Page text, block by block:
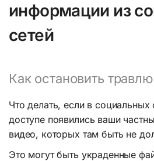
информации из
сетей
Как остановить
Что делать, если в социальных
доступе появились ваши
видео, которых там быть не
Это могут быть украденные